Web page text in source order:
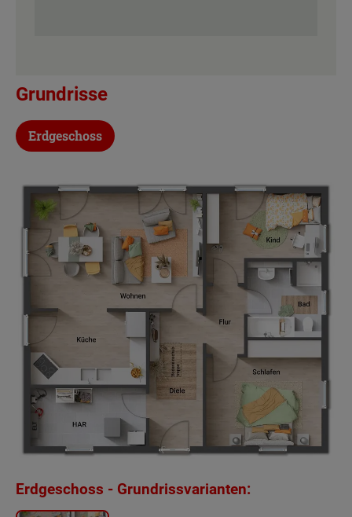
Beschreibung
Leben auf einer Ebene- Auf einer Ebene mit der
Natur, ein Leben ohne Stufen – der Bungalow 92
ist genau das richtige Haus für alle, die auf das
Treppen steigen verzichten möchten. In diesem
Haus können Sie sich auf 92 Quadratmetern
ohne lange Wege wohlfühlen.
Das geräumige Wohnzimmer ist Treffpunkt für
die ganze Familie. Durch die großen Fenster
können Sie direkt in Ihren Garten blicken und das
einfallende Tageslicht genießen. Auch das
Schlaf- und Kinderzimmer haben die richtigen
Grundrisse
Erdgeschoss
Erdgeschoss - Grundrissvarianten: